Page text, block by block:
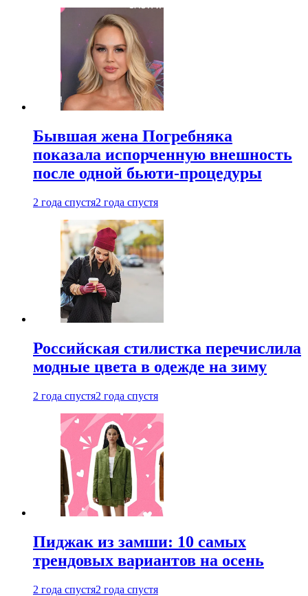
Бывшая жена Погребняка
показала испорченную внешность
после одной бьюти-процедуры
2 года спустя2 года спустя
Российская стилистка перечислила
модные цвета в одежде на зиму
2 года спустя2 года спустя
Пиджак из замши: 10 самых
трендовых вариантов на осень
2 года спустя2 года спустя